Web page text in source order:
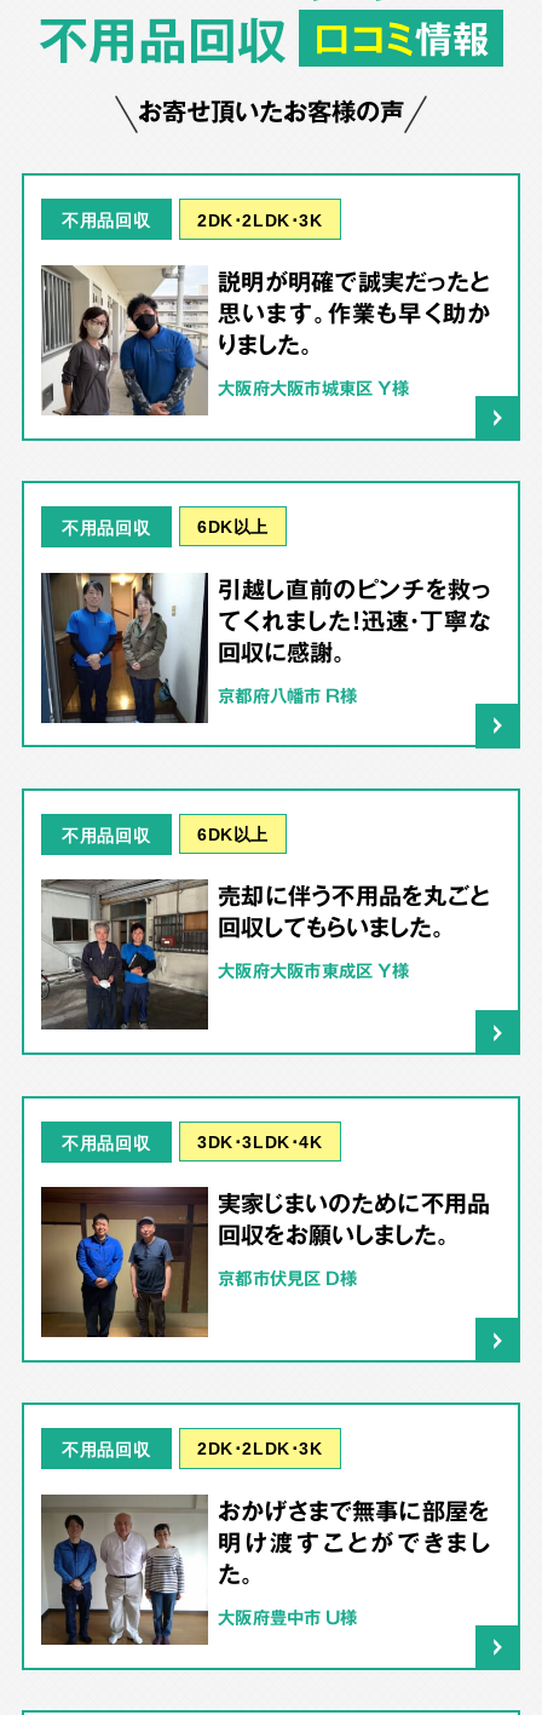
不用品回収 口コミ情報
お寄せ頂いたお客様の声
不用品回収 2DK･2LDK･3K
説明が明確で誠実だったと
思います。作業も早く助か
りました。
大阪府大阪市城東区 Y様
不用品回収 6DK以上
引越し直前のピンチを救っ
てくれました！迅速・丁寧な
回収に感謝。
京都府八幡市 R様
不用品回収 6DK以上
売却に伴う不用品を丸ごと
回収してもらいました。
大阪府大阪市東成区 Y様
不用品回収 3DK･3LDK･4K
実家じまいのために不用品
回収をお願いしました。
京都市伏見区 D様
不用品回収 2DK･2LDK･3K
おかげさまで無事に部屋を
明け渡すことができまし
た。
大阪府豊中市 U様